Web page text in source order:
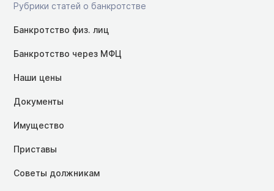
Рубрики статей о банкротстве
Банкротство физ. лиц
Банкротство через МФЦ
Наши цены
Документы
Имущество
Приставы
Советы должникам